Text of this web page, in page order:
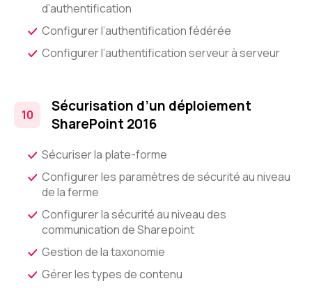
d’authentification
Configurer l’authentification fédérée
Configurer l’authentification serveur à serveur
Sécurisation d’un déploiement
SharePoint 2016
Sécuriser la plate-forme
Configurer les paramètres de sécurité au niveau
de la ferme
Configurer la sécurité au niveau des
communication de Sharepoint
Gestion de la taxonomie
Gérer les types de contenu